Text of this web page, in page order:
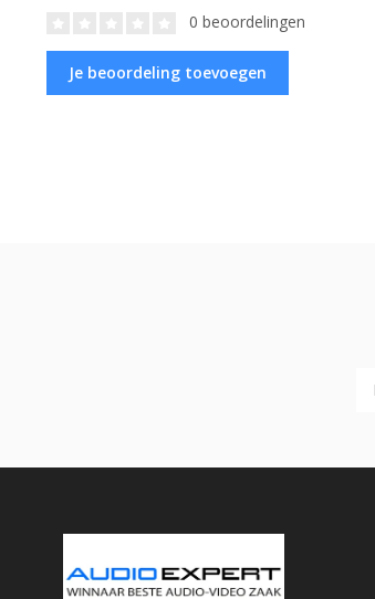
0 beoordelingen
Je beoordeling toevoegen